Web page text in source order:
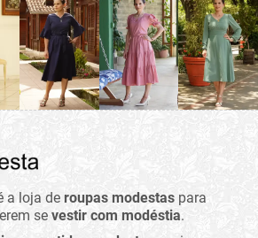
a loja de roupas modestas para
se vestir com modéstia.